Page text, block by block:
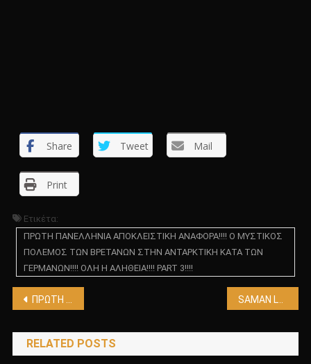
Share Tweet Mail
Print
Ετικέτα:
ΠΡΩΤΗ ΠΑΝΕΛΛΗΝΙΑ ΑΠΟΚΛΕΙΣΤΙΚΗ ΑΝΑΦΟΡΑ!!!! Ο ΜΥΣΤΙΚΟΣ
ΠΟΛΕΜΟΣ ΤΩΝ ΒΡΕΤΑΝΩΝ ΣΤΗΝ ΑΝΤΑΡΚΤΙΚΗ ΚΑΤΑ ΤΩΝ
ΓΕΡΜΑΝΩΝ!!!! ΟΛΗ Η ΑΛΗΘΕΙΑ!!!! PART 3!!!!
Πλοήγηση
άρθρων
ΠΡΩΤΗ ΠΑΝΕΛΛΗΝΙΑ ΑΝΑΦΟΡΑ!!!! ΑΝΘΡΩΠΟΖΩΟΜΟΡΦΟΕΙΔΕΣ ΟΝΤΑ ΔΗΜΙΟΥΡΓΗΘΗΚΑΝ ΠΡΟΣ ΠΩΛΗΣΗ!!!! SAMAN LYCAN
RELATED POSTS